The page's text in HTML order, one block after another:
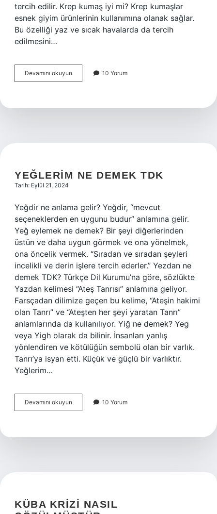
tercih edilir. Krep kumaş iyi mi? Krep kumaşlar
esnek giyim ürünlerinin kullanımına olanak sağlar.
Bu özelliği yaz ve sıcak havalarda da tercih
edilmesini…
Devamını okuyun
Kumaş
Ipeği
10 Yorum
YEĞLERIM NE DEMEK TDK
Tarih: Eylül 21, 2024
Yeğdir ne anlama gelir? Yeğdir, “mevcut
seçeneklerden en uygunu budur” anlamına gelir.
Yeğ eylemek ne demek? Bir şeyi diğerlerinden
üstün ve daha uygun görmek ve ona yönelmek,
ona öncelik vermek. “Sıradan ve sıradan şeyleri
incelikli ve derin işlere tercih ederler.” Yezdan ne
demek TDK? Türkçe Dil Kurumu’na göre, sözlükte
Yazdan kelimesi “Ateş Tanrısı” anlamına geliyor.
Farsçadan dilimize geçen bu kelime, “Ateşin hakimi
olan Tanrı” ve “Ateşten her şeyi yaratan Tanrı”
anlamlarında da kullanılıyor. Yiğ ne demek? Yeg
veya Yigh olarak da bilinir. İnsanları yanlış
yönlendiren ve kötülüğün sembolü olan bir varlık.
Tanrı’ya isyan etti. Küçük ve güçlü bir varlıktır.
Yeğlerim…
Devamını okuyun Yeğlerim
Ne
10 Yorum
KÜBA KRIZI NASIL